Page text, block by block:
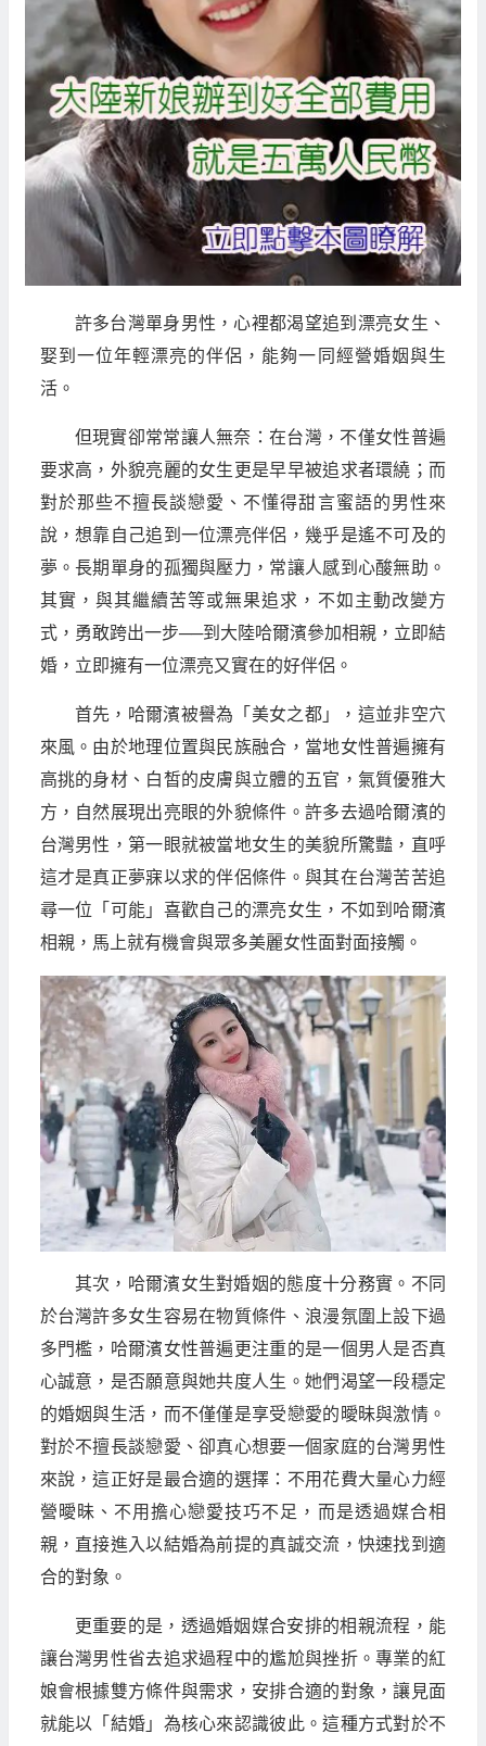
許多台灣單身男性，心裡都渴望追到漂亮女生、
娶到一位年輕漂亮的伴侶，能夠一同經營婚姻與生
活。
但現實卻常常讓人無奈：在台灣，不僅女性普遍
要求高，外貌亮麗的女生更是早早被追求者環繞；而
對於那些不擅長談戀愛、不懂得甜言蜜語的男性來
說，想靠自己追到一位漂亮伴侶，幾乎是遙不可及的
夢。長期單身的孤獨與壓力，常讓人感到心酸無助。
其實，與其繼續苦等或無果追求，不如主動改變方
式，勇敢跨出一步──到大陸哈爾濱參加相親，立即結
婚，立即擁有一位漂亮又實在的好伴侶。
首先，哈爾濱被譽為「美女之都」，這並非空穴
來風。由於地理位置與民族融合，當地女性普遍擁有
高挑的身材、白皙的皮膚與立體的五官，氣質優雅大
方，自然展現出亮眼的外貌條件。許多去過哈爾濱的
台灣男性，第一眼就被當地女生的美貌所驚豔，直呼
這才是真正夢寐以求的伴侶條件。與其在台灣苦苦追
尋一位「可能」喜歡自己的漂亮女生，不如到哈爾濱
相親，馬上就有機會與眾多美麗女性面對面接觸。
其次，哈爾濱女生對婚姻的態度十分務實。不同
於台灣許多女生容易在物質條件、浪漫氛圍上設下過
多門檻，哈爾濱女性普遍更注重的是一個男人是否真
心誠意，是否願意與她共度人生。她們渴望一段穩定
的婚姻與生活，而不僅僅是享受戀愛的曖昧與激情。
對於不擅長談戀愛、卻真心想要一個家庭的台灣男性
來說，這正好是最合適的選擇：不用花費大量心力經
營曖昧、不用擔心戀愛技巧不足，而是透過媒合相
親，直接進入以結婚為前提的真誠交流，快速找到適
合的對象。
更重要的是，透過婚姻媒合安排的相親流程，能
讓台灣男性省去追求過程中的尷尬與挫折。專業的紅
娘會根據雙方條件與需求，安排合適的對象，讓見面
就能以「結婚」為核心來認識彼此。這種方式對於不